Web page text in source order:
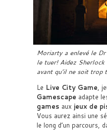
Moriarty a enlevé le
le tuer! Aidez
avant qu’il ne soit trop
Le Live City Game,
Gamescape adapte
games aux jeux de
Vous aurez ainsi une
le long d’un parcours,